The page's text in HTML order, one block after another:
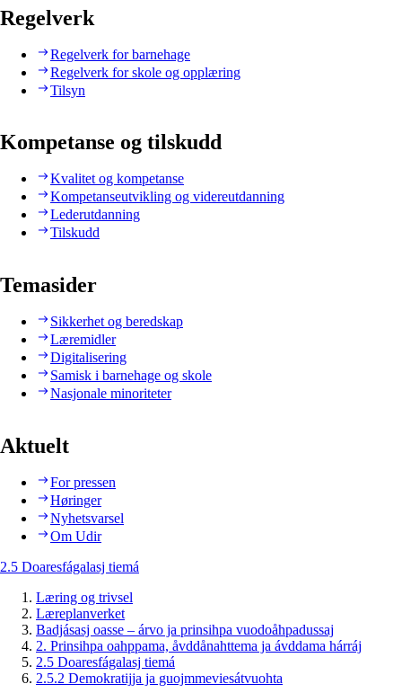
Regelverk
Regelverk for barnehage
Regelverk for skole og opplæring
Tilsyn
Kompetanse og tilskudd
Kvalitet og kompetanse
Kompetanseutvikling og videreutdanning
Lederutdanning
Tilskudd
Temasider
Sikkerhet og beredskap
Læremidler
Digitalisering
Samisk i barnehage og skole
Nasjonale minoriteter
Aktuelt
For pressen
Høringer
Nyhetsvarsel
Om Udir
2.5 Doaresfágalasj tiemá
Læring og trivsel
Læreplanverket
Badjásasj oasse – árvo ja prinsihpa vuodoåhpadussaj
2. Prinsihpa oahppama, åvddånahttema ja ávddama hárráj
2.5 Doaresfágalasj tiemá
2.5.2 Demokratijja ja guojmmeviesátvuohta